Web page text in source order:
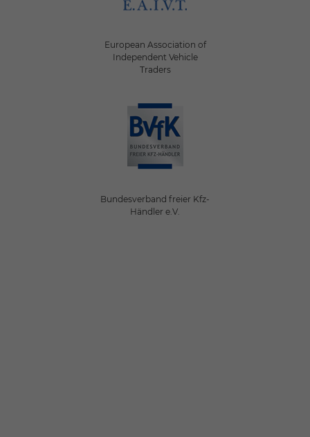
European Association of
Independent Vehicle
Traders
Bundesverband freier Kfz-
Händler e.V.